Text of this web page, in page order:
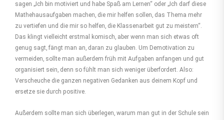
sagen „Ich bin motiviert und habe Spaß am Lernen“ oder „Ich darf diese
Mathehausaufgaben machen, die mir helfen sollen, das Thema mehr
zu vertiefen und die mir so helfen, die Klassenarbeit gut zu meistern“.
Das klingt vielleicht erstmal komisch, aber wenn man sich etwas oft
genug sagt, fängt man an, daran zu glauben. Um Demotivation zu
vermeiden, sollte man außerdem früh mit Aufgaben anfangen und gut
organisiert sein, denn so fühlt man sich weniger überfordert. Also:
Verscheuche die ganzen negativen Gedanken aus deinem Kopf und
ersetze sie durch positive.
Außerdem sollte man sich überlegen, warum man gut in der Schule sein